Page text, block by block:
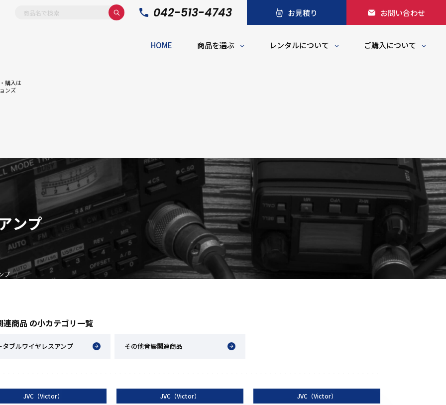
購入は
ンズ
042-513-4743 お見積り お問い合わせ
HOME 商品を選ぶ レンタルについて ご購入について
アクセサリー
イヤホンマイク
スピーカーマイク
イヤホン
アンテナ
ベルトクリップ
無線機収納・運搬ケース
ポータブルワイヤレスアンプ
ンプ
プ
連商品 の小カテゴリ一覧
タブルワイヤレスアンプ その他音響関連商品
JVC（Victor） JVC（Victor） JVC（Victor）